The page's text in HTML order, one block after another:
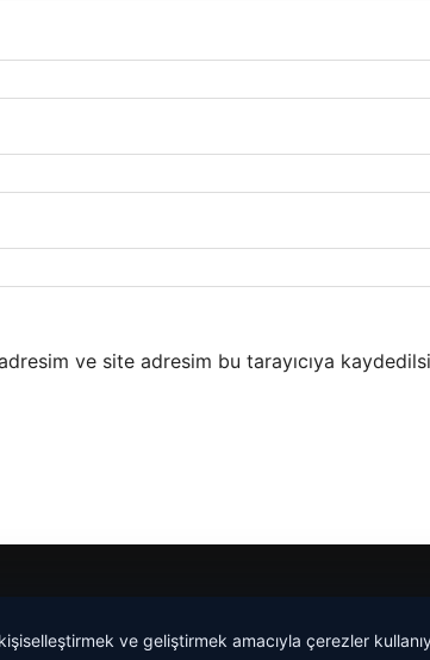
ve site adresim bu tarayıcıya
ve geliştirmek amacıyla çerezler